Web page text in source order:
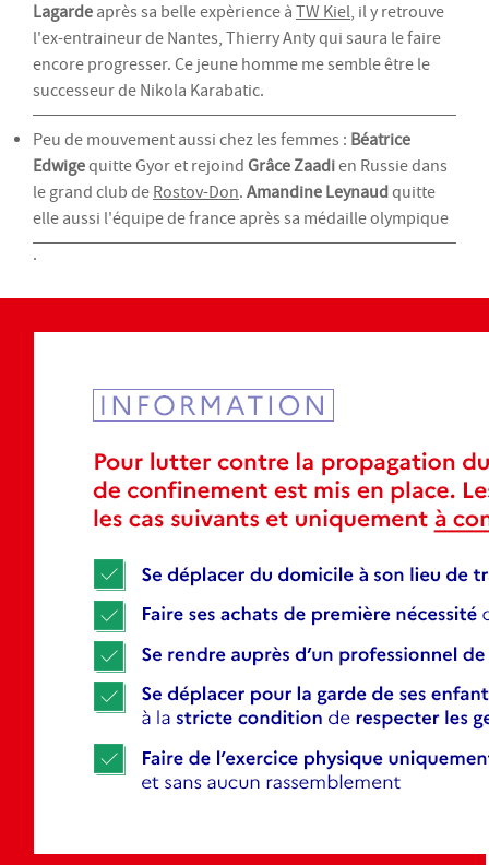
Lagarde après sa belle expèrience à TW Kiel, il y retrouve
l'ex-entraineur de Nantes, Thierry Anty qui saura le faire
encore progresser. Ce jeune homme me semble être le
successeur de Nikola Karabatic.
Peu de mouvement aussi chez les femmes : Béatrice
Edwigequitte Gyor et rejoind Grâce Zaadien Russie dans
le grand club de Rostov-Don. Amandine Leynaudquitte
elle aussi l'équipe de france après sa médaille olympique
.